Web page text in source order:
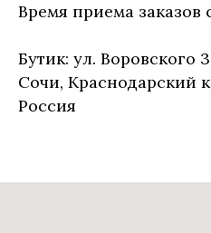
Время приема заказов
Бутик: ул. Воровского
Сочи, Краснодарский
Россия